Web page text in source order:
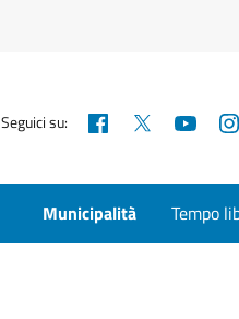
Seguici su: Facebook
Municipalità Tempo